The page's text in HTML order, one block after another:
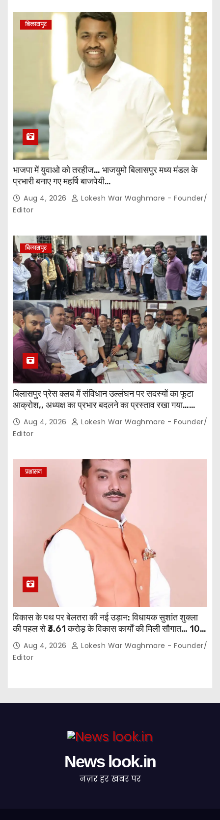
बिलासपुर
भाजपा में युवाओ को तरहीज… भाजयुमो बिलासपुर मध्य मंडल के
प्रभारी बनाए गए महर्षि बाजपेयी…
Aug 4, 2026
Lokesh War Waghmare - Founder/
Editor
बिलासपुर
बिलासपुर प्रेस क्लब में संविधान उल्लंघन पर सदस्यों का फूटा
आक्रोश,, अध्यक्ष का प्रभार बदलने का प्रस्ताव रखा गया…
करीब 150 सदस्यों की बैठक में कई अहम प्रस्ताव सर्वसम्मति से
पारित,, पत्रकारों ने कलेक्टर व सहायक पंजीयक को सौंपा
ज्ञापन…
Aug 4, 2026
Lokesh War Waghmare - Founder/
Editor
प्रशासन
विकास के पथ पर बेलतरा की नई उड़ान: विधायक सुशांत शुक्ला
की पहल से ₹3.61 करोड़ के विकास कार्यों की मिली सौगात… 10
गांवों में बनेंगे सामुदायिक भवन,, 11 स्थानों पर सीसी रोड निर्माण को
मिली प्रशासनिक स्वीकृति…
Aug 4, 2026
Lokesh War Waghmare - Founder/
Editor
News look.in
नज़र हर खबर पर